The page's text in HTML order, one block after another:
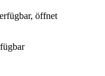
öffnet